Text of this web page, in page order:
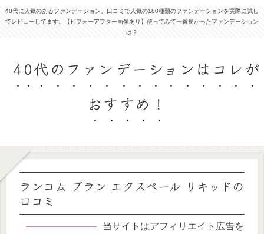
40代に人気のあるファンデーション、口コミで人気の180種類のファンデーションを実際に試し
てレビューしてます。【ビフォーアフター画像あり】使ってみて一番良かったファンデーション
は？
40代のファンデーションはコレが
おすすめ！
ランコム ブラン エクスペール リキッドの
口コミ
当サイトはアフィリエイト広告を